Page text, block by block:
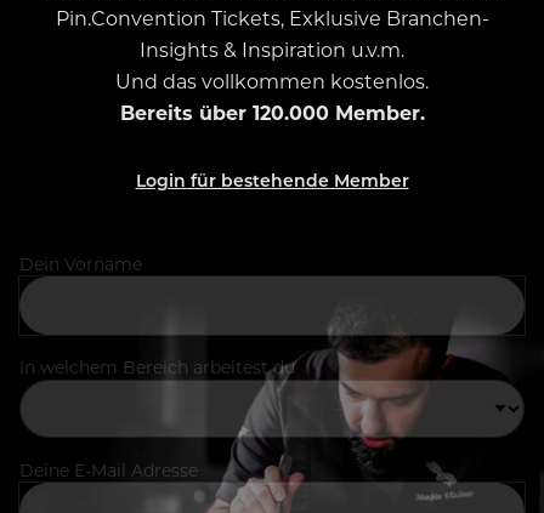
Pin.Convention Tickets, Exklusive Branchen-
Insights & Inspiration u.v.m.
Und das vollkommen kostenlos.
Bereits über 120.000 Member.
Login für bestehende Member
Dein Vorname
In welchem Bereich arbeitest du
Deine E-Mail Adresse